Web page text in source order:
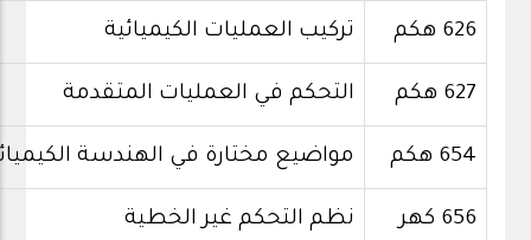
626 هكم تركيب العمليات الكيميائية
627 هكم التحكم في العمليات المتقدمة
654 هكم مواضيع مختارة في الهندسة
656 كهر نظم التحكم غير الخطية